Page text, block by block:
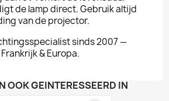
de lamp direct. Gebruik altijd
van de projector.
sinds 2007 —
& Europa.
OOK GEÏNTERESSEERD IN